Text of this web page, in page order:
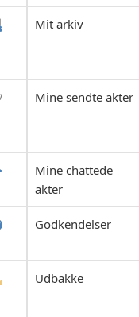
Mit arkiv
Mine sendte akter
Mine chattede
akter
Godkendelser
Udbakke